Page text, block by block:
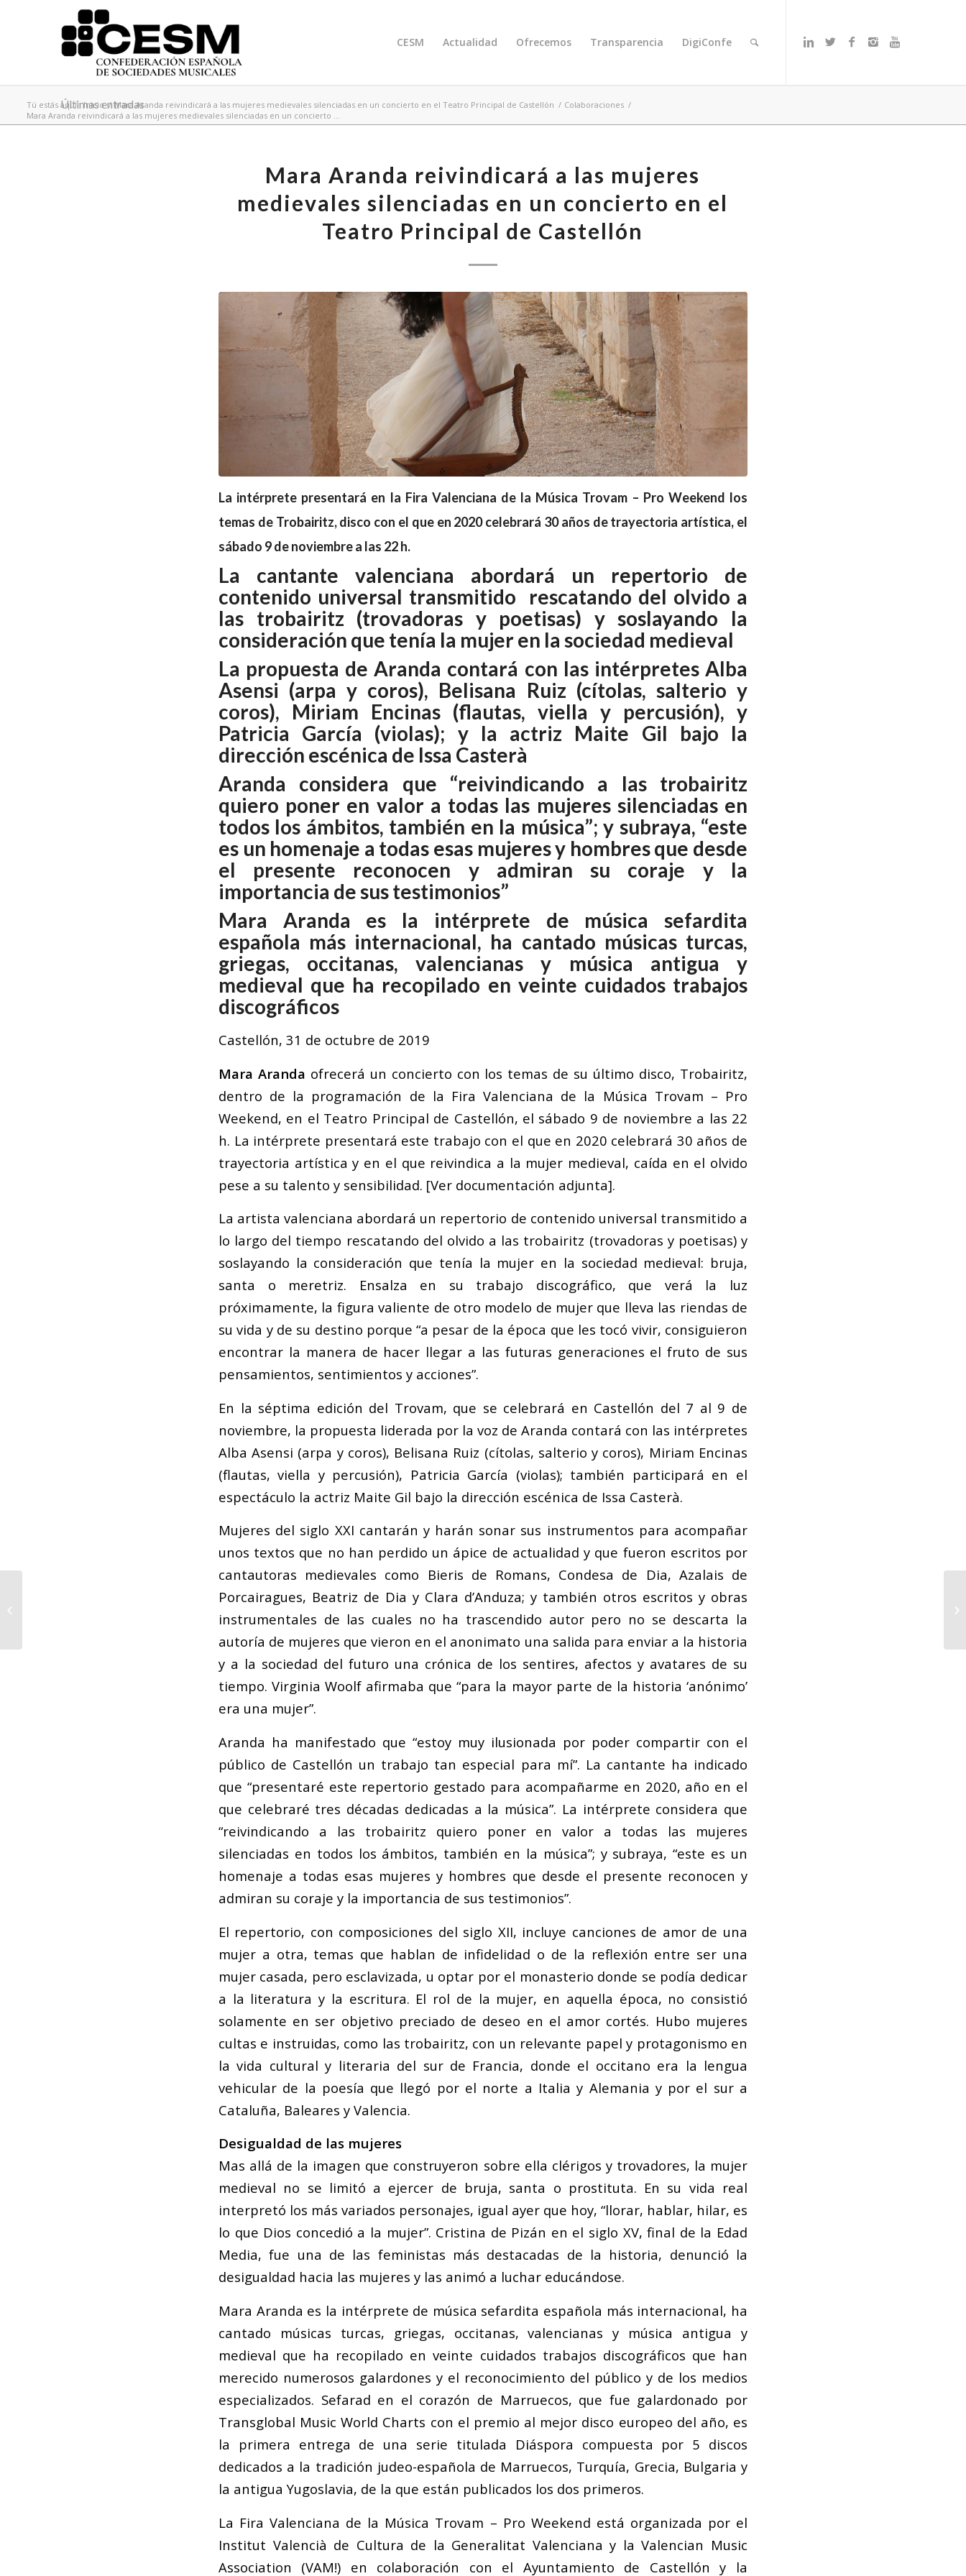
CESM Actualidad Ofrecemos Transparencia DigiConfe
Últimas entradas
Tú estás aquí: Inicio / Mara Aranda reivindicará a las mujeres medievales silenciadas en un concierto en el Teatro Principal de Castellón / Colaboraciones /
Mara Aranda reivindicará a las mujeres medievales silenciadas en un concierto ...
Mara Aranda reivindicará a las mujeres
medievales silenciadas en un concierto en el
Teatro Principal de Castellón
La intérprete presentará en la Fira Valenciana de la Música Trovam – Pro Weekend los
temas de Trobairitz, disco con el que en 2020 celebrará 30 años de trayectoria artística, el
sábado 9 de noviembre a las 22 h.
La cantante valenciana abordará un repertorio de
contenido universal transmitido rescatando del olvido a
las trobairitz (trovadoras y poetisas) y soslayando la
consideración que tenía la mujer en la sociedad medieval
La propuesta de Aranda contará con las intérpretes Alba
Asensi (arpa y coros), Belisana Ruiz (cítolas, salterio y
coros), Miriam Encinas (flautas, viella y percusión), y
Patricia García (violas); y la actriz Maite Gil bajo la
dirección escénica de Issa Casterà
Aranda considera que “reivindicando a las trobairitz
quiero poner en valor a todas las mujeres silenciadas en
todos los ámbitos, también en la música”; y subraya, “este
es un homenaje a todas esas mujeres y hombres que desde
el presente reconocen y admiran su coraje y la
importancia de sus testimonios”
Mara Aranda es la intérprete de música sefardita
española más internacional, ha cantado músicas turcas,
griegas, occitanas, valencianas y música antigua y
medieval que ha recopilado en veinte cuidados trabajos
discográficos
Castellón, 31 de octubre de 2019
Mara Aranda ofrecerá un concierto con los temas de su último disco, Trobairitz,
dentro de la programación de la Fira Valenciana de la Música Trovam – Pro
Weekend, en el Teatro Principal de Castellón, el sábado 9 de noviembre a las 22
h. La intérprete presentará este trabajo con el que en 2020 celebrará 30 años de
trayectoria artística y en el que reivindica a la mujer medieval, caída en el olvido
pese a su talento y sensibilidad. [Ver documentación adjunta].
La artista valenciana abordará un repertorio de contenido universal transmitido a
lo largo del tiempo rescatando del olvido a las trobairitz (trovadoras y poetisas) y
soslayando la consideración que tenía la mujer en la sociedad medieval: bruja,
santa o meretriz. Ensalza en su trabajo discográfico, que verá la luz
próximamente, la figura valiente de otro modelo de mujer que lleva las riendas de
su vida y de su destino porque “a pesar de la época que les tocó vivir, consiguieron
encontrar la manera de hacer llegar a las futuras generaciones el fruto de sus
pensamientos, sentimientos y acciones”.
En la séptima edición del Trovam, que se celebrará en Castellón del 7 al 9 de
noviembre, la propuesta liderada por la voz de Aranda contará con las intérpretes
Alba Asensi (arpa y coros), Belisana Ruiz (cítolas, salterio y coros), Miriam Encinas
(flautas, viella y percusión), Patricia García (violas); también participará en el
espectáculo la actriz Maite Gil bajo la dirección escénica de Issa Casterà.
Mujeres del siglo XXI cantarán y harán sonar sus instrumentos para acompañar
unos textos que no han perdido un ápice de actualidad y que fueron escritos por
cantautoras medievales como Bieris de Romans, Condesa de Dia, Azalais de
Porcairagues, Beatriz de Dia y Clara d’Anduza; y también otros escritos y obras
instrumentales de las cuales no ha trascendido autor pero no se descarta la
autoría de mujeres que vieron en el anonimato una salida para enviar a la historia
y a la sociedad del futuro una crónica de los sentires, afectos y avatares de su
tiempo. Virginia Woolf afirmaba que “para la mayor parte de la historia ‘anónimo’
era una mujer”.
Aranda ha manifestado que “estoy muy ilusionada por poder compartir con el
público de Castellón un trabajo tan especial para mí”. La cantante ha indicado
que “presentaré este repertorio gestado para acompañarme en 2020, año en el
que celebraré tres décadas dedicadas a la música”. La intérprete considera que
“reivindicando a las trobairitz quiero poner en valor a todas las mujeres
silenciadas en todos los ámbitos, también en la música”; y subraya, “este es un
homenaje a todas esas mujeres y hombres que desde el presente reconocen y
admiran su coraje y la importancia de sus testimonios”.
El repertorio, con composiciones del siglo XII, incluye canciones de amor de una
mujer a otra, temas que hablan de infidelidad o de la reflexión entre ser una
mujer casada, pero esclavizada, u optar por el monasterio donde se podía dedicar
a la literatura y la escritura. El rol de la mujer, en aquella época, no consistió
solamente en ser objetivo preciado de deseo en el amor cortés. Hubo mujeres
cultas e instruidas, como las trobairitz, con un relevante papel y protagonismo en
la vida cultural y literaria del sur de Francia, donde el occitano era la lengua
vehicular de la poesía que llegó por el norte a Italia y Alemania y por el sur a
Cataluña, Baleares y Valencia.
Desigualdad de las mujeres
Mas allá de la imagen que construyeron sobre ella clérigos y trovadores, la mujer
medieval no se limitó a ejercer de bruja, santa o prostituta. En su vida real
interpretó los más variados personajes, igual ayer que hoy, “llorar, hablar, hilar, es
lo que Dios concedió a la mujer”. Cristina de Pizán en el siglo XV, final de la Edad
Media, fue una de las feministas más destacadas de la historia, denunció la
desigualdad hacia las mujeres y las animó a luchar educándose.
Mara Aranda es la intérprete de música sefardita española más internacional, ha
cantado músicas turcas, griegas, occitanas, valencianas y música antigua y
medieval que ha recopilado en veinte cuidados trabajos discográficos que han
merecido numerosos galardones y el reconocimiento del público y de los medios
especializados. Sefarad en el corazón de Marruecos, que fue galardonado por
Transglobal Music World Charts con el premio al mejor disco europeo del año, es
la primera entrega de una serie titulada Diáspora compuesta por 5 discos
dedicados a la tradición judeo-española de Marruecos, Turquía, Grecia, Bulgaria y
la antigua Yugoslavia, de la que están publicados los dos primeros.
La Fira Valenciana de la Música Trovam – Pro Weekend está organizada por el
Institut Valencià de Cultura de la Generalitat Valenciana y la Valencian Music
Association (VAM!) en colaboración con el Ayuntamiento de Castellón y la